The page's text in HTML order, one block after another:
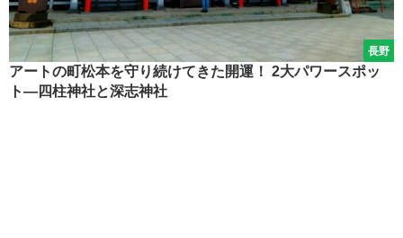
長野
アートの町松本を守り続けてきた開運！ 2大パワースポッ
ト―四柱神社と深志神社